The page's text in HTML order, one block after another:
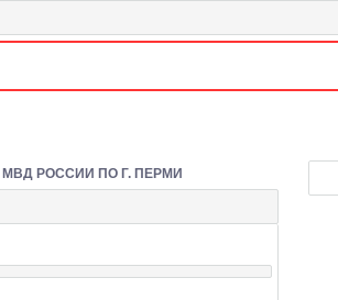
РОССИИ ПО Г. ПЕРМИ